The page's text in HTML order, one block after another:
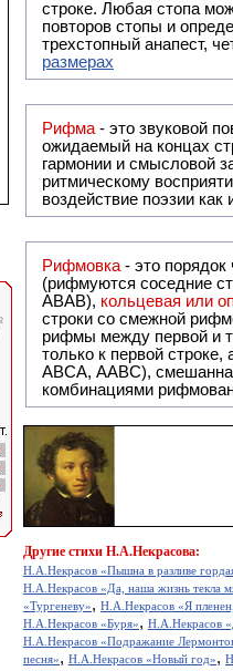
строке. Любая стопа
повторов стопы и
трехстопный анапест,
размерах
Рифма - это звуковой повтор, традиционно используемый в поэзии и, как
ожидаемый на концах
гармонии и смысловой
ритмическому
воздействие поэзии
Рифмовка - это
(рифмуются соседние
ABAB), кольцевая или
строки со смежной
рифмы между первой и
только к первой
ABCA, AABC), смешанная или вольная рифмовка (рифмовка в сложных строфах с различными
комбинациями
Другие стихи Н.А.Некрасова:
Н.А.Некрасов «Пышна в разливе
Н.А.Некрасов «Да, наша жизнь текла
«Тургеневу», Н.А.Некрасов «Я
Н.А.Некрасов «Буря», Н.А.Некрасов
Н.А.Некрасов «Подражание
песня», Н.А.Некрасов «Новый год»,